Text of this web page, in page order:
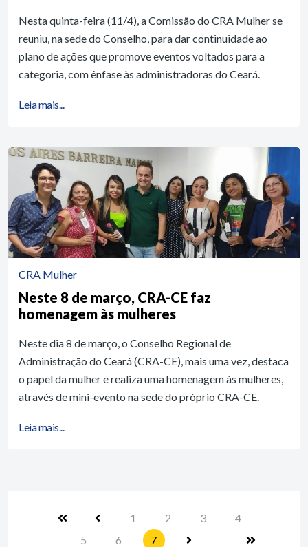
Nesta quinta-feira (11/4), a Comissão do CRA Mulher se
reuniu, na sede do Conselho, para dar continuidade ao
plano de ações que promove eventos voltados para a
categoria, com ênfase às administradoras do Ceará.
Leia mais...
CRA Mulher
Neste 8 de março, CRA-CE faz
homenagem às mulheres
Neste dia 8 de março, o Conselho Regional de
Administração do Ceará (CRA-CE), mais uma vez, destaca
o papel da mulher e realiza uma homenagem às mulheres,
através de mini-evento na sede do próprio CRA-CE.
Leia mais...
1 2 3
4
5
6 7